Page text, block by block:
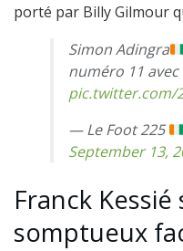
porté par Billy Gilmour
Simon Adingra
numéro 11
pic.twitter.com/
— Le Foot 225
September 13,
Franck
somptueux